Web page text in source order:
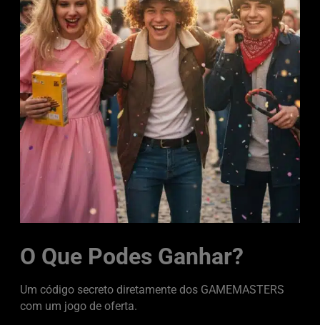
O Que Podes Ganhar?
Um código secreto diretamente dos GAMEMASTERS
com um jogo de oferta.